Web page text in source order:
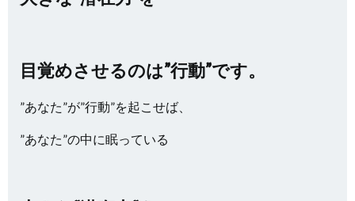
目覚めさせるのは”行動”です。
”あなた”が”行動”を起こせば、
”あなた”の中に眠っている